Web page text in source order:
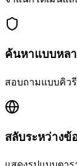
ค้นหาแบบหลา
สอบถามแบบคิว
สลับระหว่าง